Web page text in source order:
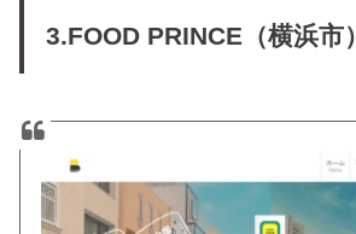
3.FOOD PRINCE（横浜市）